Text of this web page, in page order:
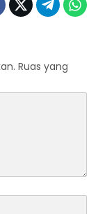
Ruas yang